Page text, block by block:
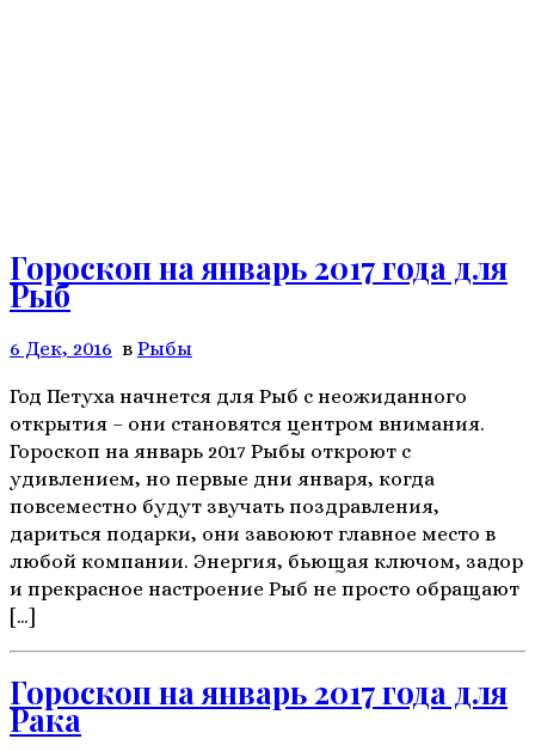
Гороскоп на январь 2017 года для
Рыб
6 Дек, 2016 в Рыбы
Год Петуха начнется для Рыб с неожиданного
открытия – они становятся центром внимания.
Гороскоп на январь 2017 Рыбы откроют с
удивлением, но первые дни января, когда
повсеместно будут звучать поздравления,
дариться подарки, они завоюют главное место в
любой компании. Энергия, бьющая ключом, задор
и прекрасное настроение Рыб не просто обращают
[…]
Гороскоп на январь 2017 года для
Рака